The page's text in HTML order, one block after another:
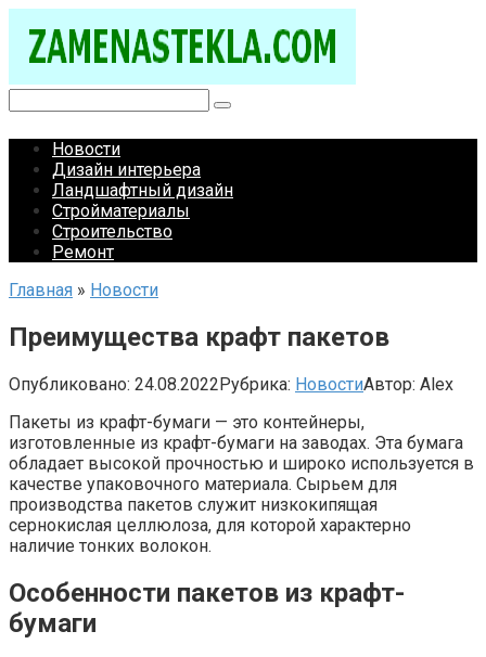
контенту
Новости
Дизайн интерьера
Ландшафтный дизайн
Стройматериалы
Строительство
Ремонт
Главная » Новости
Преимущества крафт пакетов
Опубликовано: 24.08.2022Рубрика: НовостиАвтор: Alex
Пакеты из крафт-бумаги — это контейнеры,
изготовленные из крафт-бумаги на заводах. Эта бумага
обладает высокой прочностью и широко используется в
качестве упаковочного материала. Сырьем для
производства пакетов служит низкокипящая
сернокислая целлюлоза, для которой характерно
наличие тонких волокон.
Особенности пакетов из крафт-
бумаги